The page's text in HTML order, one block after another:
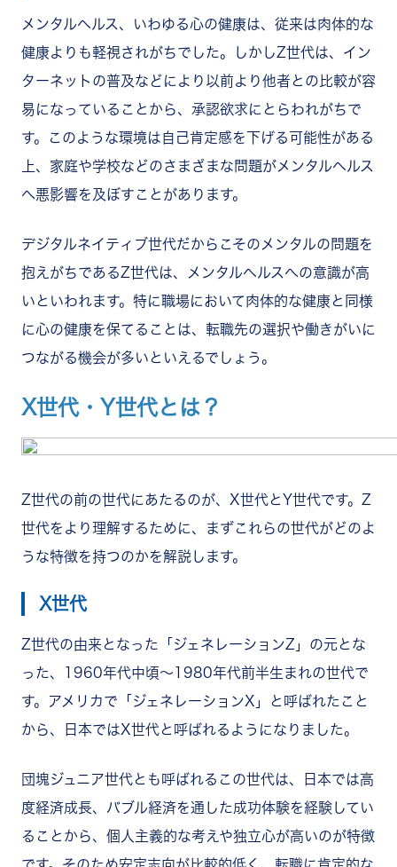
メンタルヘルス、いわゆる心の健康は、従来は肉体的な
健康よりも軽視されがちでした。しかしZ世代は、イン
ターネットの普及などにより以前より他者との比較が容
易になっていることから、承認欲求にとらわれがちで
す。このような環境は自己肯定感を下げる可能性がある
上、家庭や学校などのさまざまな問題がメンタルヘルス
へ悪影響を及ぼすことがあります。
デジタルネイティブ世代だからこそのメンタルの問題を
抱えがちであるZ世代は、メンタルヘルスへの意識が高
いといわれます。特に職場において肉体的な健康と同様
に心の健康を保てることは、転職先の選択や働きがいに
つながる機会が多いといえるでしょう。
X世代・Y世代とは？
Z世代の前の世代にあたるのが、X世代とY世代です。Z
世代をより理解するために、まずこれらの世代がどのよ
うな特徴を持つのかを解説します。
X世代
Z世代の由来となった「ジェネレーションZ」の元とな
った、1960年代中頃～1980年代前半生まれの世代で
す。アメリカで「ジェネレーションX」と呼ばれたこと
から、日本ではX世代と呼ばれるようになりました。
団塊ジュニア世代とも呼ばれるこの世代は、日本では高
度経済成長、バブル経済を通した成功体験を経験してい
ることから、個人主義的な考えや独立心が高いのが特徴